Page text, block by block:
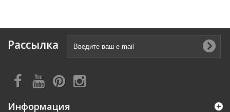
Рассылка
Информация